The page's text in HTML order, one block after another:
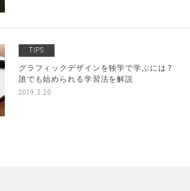
TIPS
グラフィックデザインを独学で学ぶには？
誰でも始められる学習法を解説
2019.2.20